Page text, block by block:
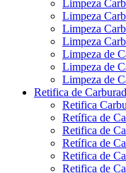
Limpeza
Limpeza
Limpeza
Limpeza
Limpeza de
Limpeza de
Limpeza de
Retifica de
Retifica
Retífica de
Retifica de
Retífica de
Retifica de
Retifica de